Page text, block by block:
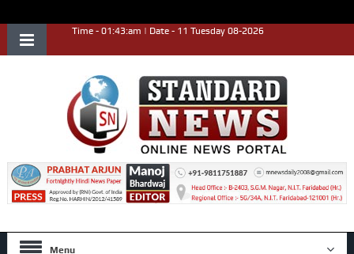
Time - 01:43:am | Date - 11 Tuesday 08-2026
Menu